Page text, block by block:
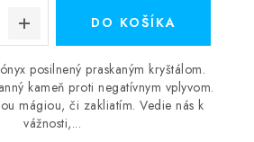
DO KOŠÍKA
posilnený praskaným kryštálom.
kameň proti negatívnym vplyvom.
mágiou, či zakliatím. Vedie nás k
vážnosti,...